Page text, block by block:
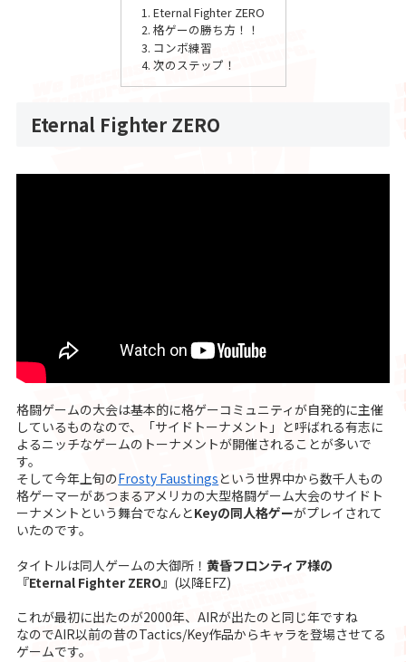
Eternal Fighter ZERO
格ゲーの勝ち方！！
コンボ練習
次のステップ！
Eternal Fighter ZERO
格闘ゲームの大会は基本的に格ゲーコミュニティが自発的に主催
しているものなので、「サイドトーナメント」と呼ばれる有志に
よるニッチなゲームのトーナメントが開催されることが多いで
す。
そして今年上旬のFrosty Faustingsという世界中から数千人もの
格ゲーマーがあつまるアメリカの大型格闘ゲーム大会のサイドト
ーナメントという舞台でなんとKeyの同人格ゲーがプレイされて
いたのです。
タイトルは同人ゲームの大御所！黄昏フロンティア様の
『Eternal Fighter ZERO』 (以降EFZ)
これが最初に出たのが2000年、AIRが出たのと同じ年ですね
なのでAIR以前の昔のTactics/Key作品からキャラを登場させてる
ゲームです。